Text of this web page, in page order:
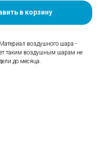
в корзину
воздушного шара -
таким воздушным шарам не
до месяца.